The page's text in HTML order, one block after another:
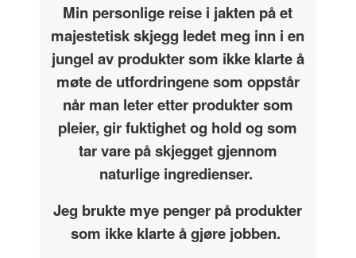
Min personlige reise i jakten på et
majestetisk skjegg ledet meg inn i en
jungel av produkter som ikke klarte å
møte de utfordringene som oppstår
når man leter etter produkter som
pleier, gir fuktighet og hold og som
tar vare på skjegget gjennom
naturlige ingredienser.
Jeg brukte mye penger på produkter
som ikke klarte å gjøre jobben.